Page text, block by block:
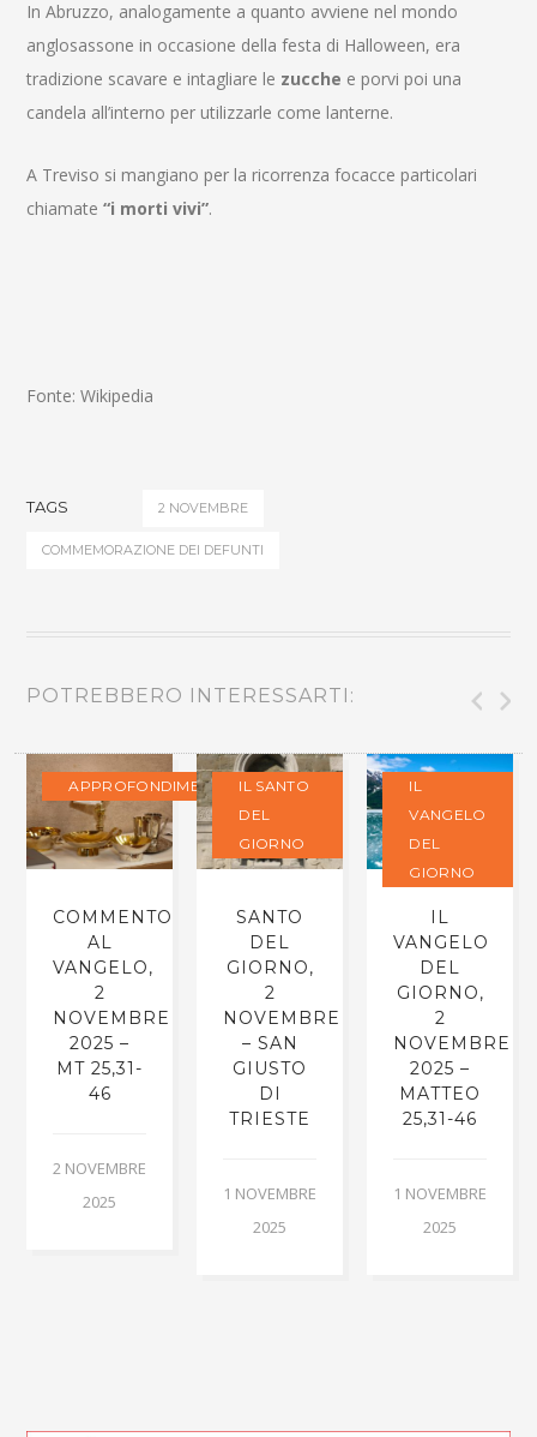
In Abruzzo, analogamente a quanto avviene nel mondo
anglosassone in occasione della festa di Halloween, era
tradizione scavare e intagliare le zucche e porvi poi una
candela all’interno per utilizzarle come lanterne.
A Treviso si mangiano per la ricorrenza focacce particolari
chiamate“i morti vivi”.
Fonte: Wikipedia
TAGS 2 NOVEMBRE
COMMEMORAZIONE DEI DEFUNTI
POTREBBERO INTERESSARTI:
APPROFONDIMENTI
COMMENTO
AL
VANGELO,
2
NOVEMBRE
2025 –
MT 25,31-
46
2 NOVEMBRE
2025
IL SANTO
DEL
GIORNO
SANTO
DEL
GIORNO,
2
NOVEMBRE
– SAN
GIUSTO
DI
TRIESTE
1 NOVEMBRE
2025
IL
VANGELO
DEL
GIORNO
IL
VANGELO
DEL
GIORNO,
2
NOVEMBRE
2025 –
MATTEO
25,31-46
1 NOVEMBRE
2025